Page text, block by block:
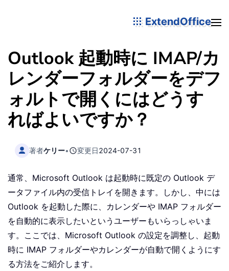
ExtendOffice
Outlook 起動時に IMAP/カ
レンダーフォルダーをデフ
ォルトで開くにはどうす
ればよいですか？
著者ケリー• 変更日2024-07-31
通常、Microsoft Outlook は起動時に既定の Outlook デ
ータファイル内の受信トレイを開きます。しかし、中には
Outlook を起動した際に、カレンダーや IMAP フォルダー
を自動的に表示したいというユーザーもいらっしゃいま
す。ここでは、Microsoft Outlook の設定を調整し、起動
時に IMAP フォルダーやカレンダーが自動で開くようにす
る方法をご紹介します。